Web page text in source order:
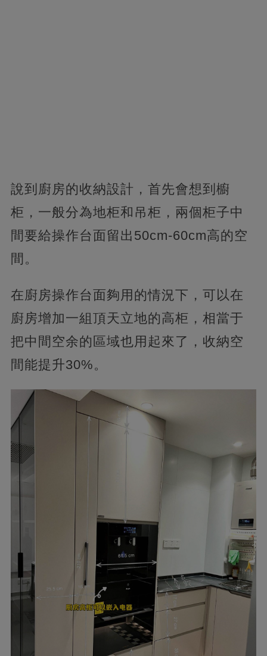
說到廚房的收納設計，首先會想到櫥
柜，一般分為地柜和吊柜，兩個柜子中
間要給操作台面留出50cm-60cm高的空
間。
在廚房操作台面夠用的情況下，可以在
廚房增加一組頂天立地的高柜，相當于
把中間空余的區域也用起來了，收納空
間能提升30%。